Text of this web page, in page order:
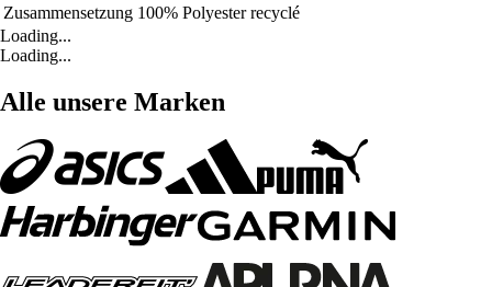
Zusammensetzung 100% Polyester recyclé
Loading...
Loading...
Alle unsere Marken